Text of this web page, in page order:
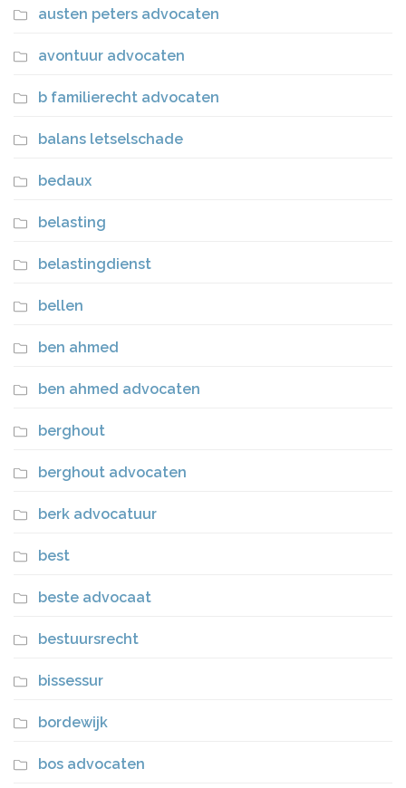
austen peters advocaten
avontuur advocaten
b familierecht advocaten
balans letselschade
bedaux
belasting
belastingdienst
bellen
ben ahmed
ben ahmed advocaten
berghout
berghout advocaten
berk advocatuur
best
beste advocaat
bestuursrecht
bissessur
bordewijk
bos advocaten